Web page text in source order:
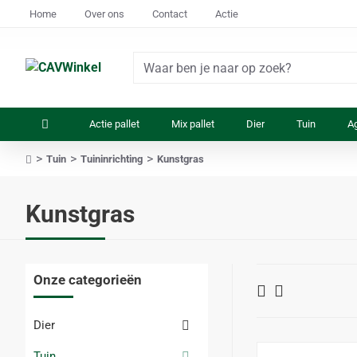
Home Over ons Contact Actie
Waar
Actie pallet Mix pallet Dier Tuin
Kunstgras
Tuin Tuininrichting Kunstgras
Onze categorieën
Dier